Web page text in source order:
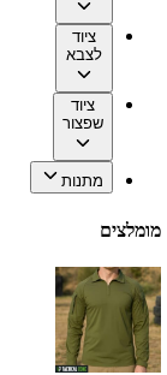
ציוד
לצבא
ציוד
שפצור
מתנות
מומלצים